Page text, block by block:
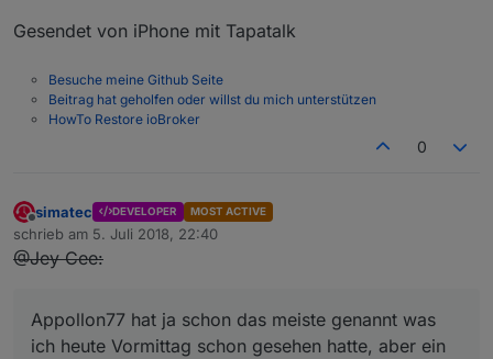
Gesendet von iPhone mit Tapatalk
Besuche meine Github Seite
Beitrag hat geholfen oder willst du mich unterstützen
HowTo Restore ioBroker
0
Offline
simatec DEVELOPER MOST ACTIVE
schrieb am 5. Juli 2018, 22:40
zuletzt editiert von
@Jey Cee:
Appollon77 hat ja schon das meiste genannt was
ich heute Vormittag schon gesehen hatte, aber ein